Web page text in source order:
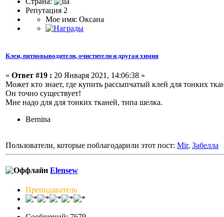
Репутация 2
Мое имя: Оксана
Клеи, пятновыводители, очистители и другая химия
« Ответ #19 : 20 Января 2021, 14:06:38 »
Может кто знает, где купить рассыпчатый клей для тонких
Он точно существует!
Мне надо для для тонких тканей, типа шелка.
Bernina
Пользователи, которые поблагодарили этот пост: Mir, Забелла
Elensew
Преподаватель